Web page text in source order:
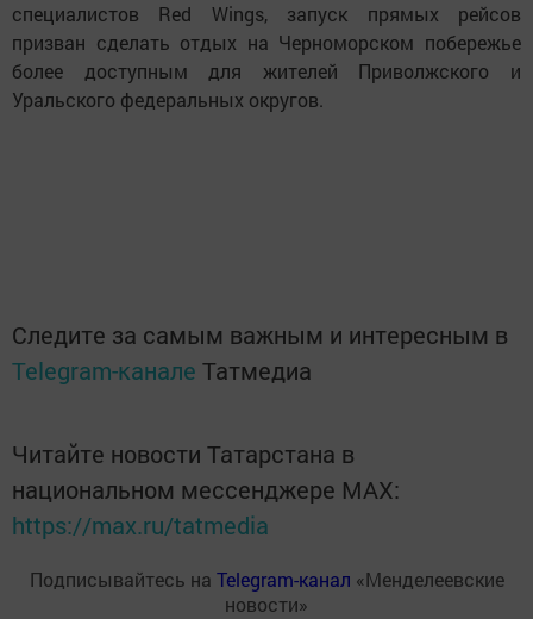
специалистов Red Wings, запуск прямых рейсов
призван сделать отдых на Черноморском побережье
более доступным для жителей Приволжского и
Уральского федеральных округов.
Следите за самым важным и интересным в
Telegram-канале Татмедиа
Читайте новости Татарстана в
национальном мессенджере MАХ:
https://max.ru/tatmedia
Подписывайтесь на Telegram-канал «Менделеевские
новости»